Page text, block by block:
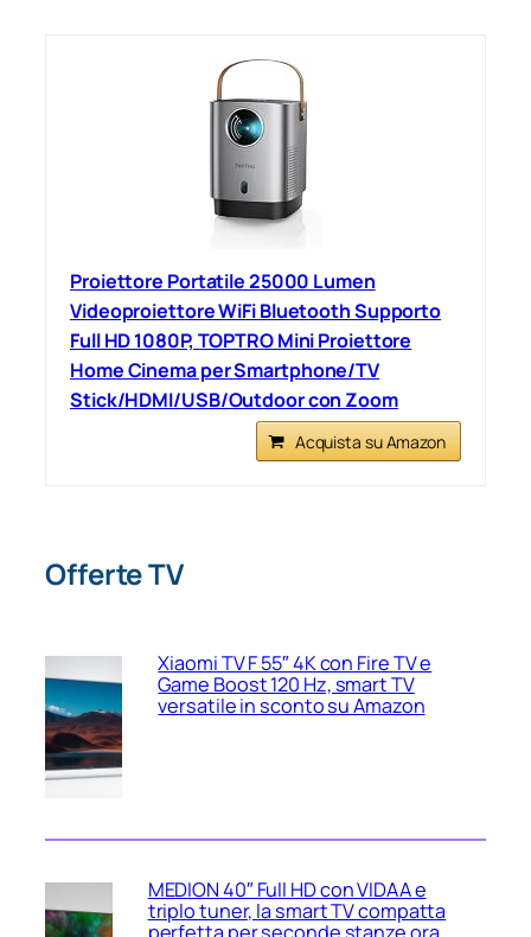
Proiettore Portatile 25000 Lumen
Videoproiettore WiFi Bluetooth Supporto
Full HD 1080P, TOPTRO Mini Proiettore
Home Cinema per Smartphone/TV
Stick/HDMI/USB/Outdoor con Zoom
Acquista su Amazon
Offerte TV
Xiaomi TV F 55″ 4K con Fire TV e
Game Boost 120 Hz, smart TV
versatile in sconto su Amazon
MEDION 40″ Full HD con VIDAA e
triplo tuner, la smart TV compatta